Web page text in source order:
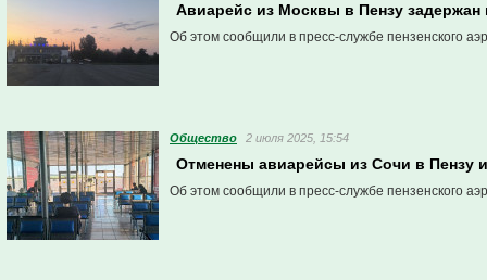
Авиарейс из Москвы в Пензу задержан
Об этом сообщили в пресс-службе пензенского
Общество 2 июля 2025, 15:54
Отменены авиарейсы из Сочи в Пензу
Об этом сообщили в пресс-службе пензенского